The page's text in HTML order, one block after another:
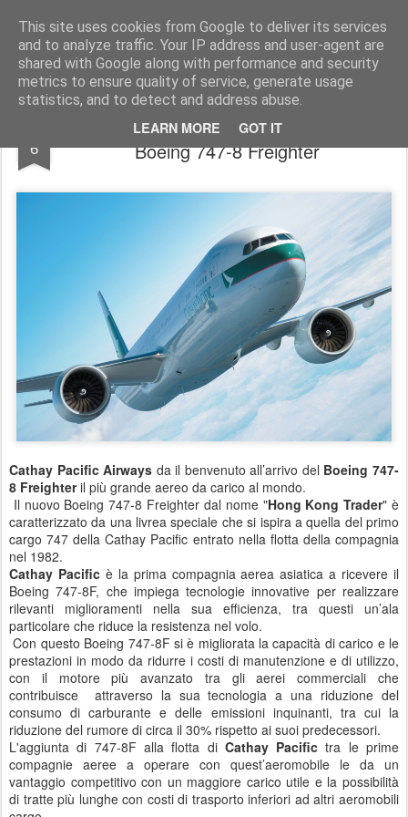
This site uses cookies from Google to deliver its services
and to analyze traffic. Your IP address and user-agent are
shared with Google along with performance and security
metrics to ensure quality of service, generate usage
statistics, and to detect and address abuse.
LEARN MORE GOT IT
Simple Crs Blog Curiosità e notizie dal mondo delle compagnie aeree
Pages
6
Cathay Pacific accoglie all'arrivo del nuovo
Boeing 747-8 Freighter
Cathay Pacific Airways da il benvenuto all’arrivo del Boeing 747-
8 Freighteril più grande aereo da carico al mondo.
Il nuovo Boeing 747-8 Freighter dal nome "Hong Kong Trader" è
caratterizzato da una livrea speciale che si ispira a quella del primo
cargo 747 della Cathay Pacific entrato nella flotta della compagnia
nel 1982.
Cathay Pacificè la prima compagnia aerea asiatica a ricevere il
Boeing 747-8F, che impiega tecnologie innovative per realizzare
rilevanti miglioramenti nella sua efficienza, tra questi un’ala
particolare che riduce la resistenza nel volo.
Con questo Boeing 747-8F si è migliorata la capacità di carico e le
prestazioni in modo da ridurre i costi di manutenzione e di utilizzo,
con il motore più avanzato tra gli aerei commerciali che
contribuisce attraverso la sua tecnologia a una riduzione del
consumo di carburante e delle emissioni inquinanti, tra cui la
riduzione del rumore di circa il 30% rispetto ai suoi predecessori.
L'aggiunta di 747-8F alla flotta di Cathay Pacific tra le prime
compagnie aeree a operare con quest’aeromobile le da un
vantaggio competitivo con un maggiore carico utile e la possibilità
di tratte più lunghe con costi di trasporto inferiori ad altri aeromobili